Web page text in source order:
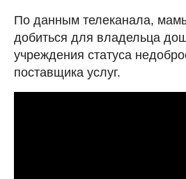
По данным телеканала,
добиться для владельца
учреждения статуса
поставщика услуг.